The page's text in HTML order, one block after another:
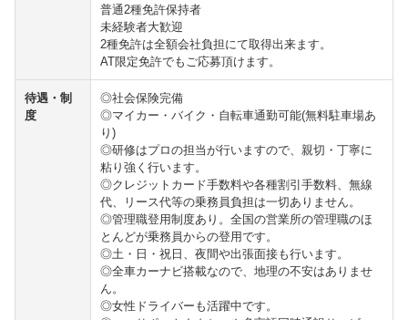
普通2種免許保持者
未経験者大歓迎
2種免許は全額会社負担にて取得出来ます。
AT限定免許でもご応募頂けます。
待遇・制
度
◎社会保険完備
◎マイカー・バイク・自転車通勤可能(無料駐車場あ
り)
◎研修はプロの担当が行いますので、親切・丁寧に
粘り強く行います。
◎クレジットカード手数料や各種割引手数料、無線
代、リース代等の乗務員負担は一切ありません。
◎管理職登用制度あり。全国の営業所の管理職のほ
とんどが乗務員からの登用です。
◎土・日・祝日、夜間や出張面接も行います。
◎全車カーナビ搭載なので、地理の不安はありませ
ん。
◎女性ドライバーも活躍中です。